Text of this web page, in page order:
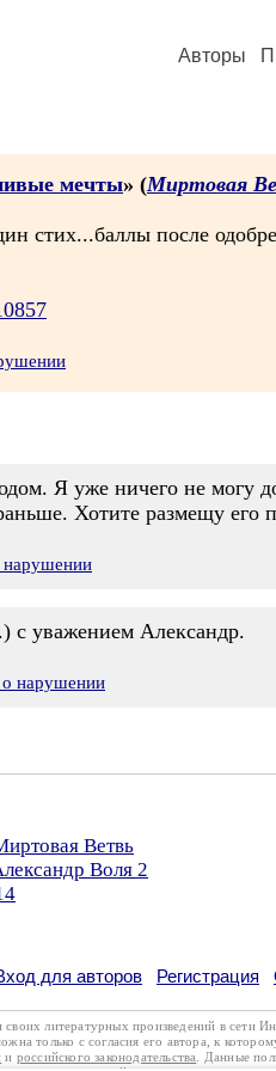
Авторы
мечты» (Миртовая
стих...баллы после
Я уже ничего не могу
Хотите размещу его
нарушении
с уважением Александр.
о нарушении
Ветвь
Воля 2
для авторов Регистрация
литературных произведений в сети
только с согласия его автора, к
и российского законодательства . Данные